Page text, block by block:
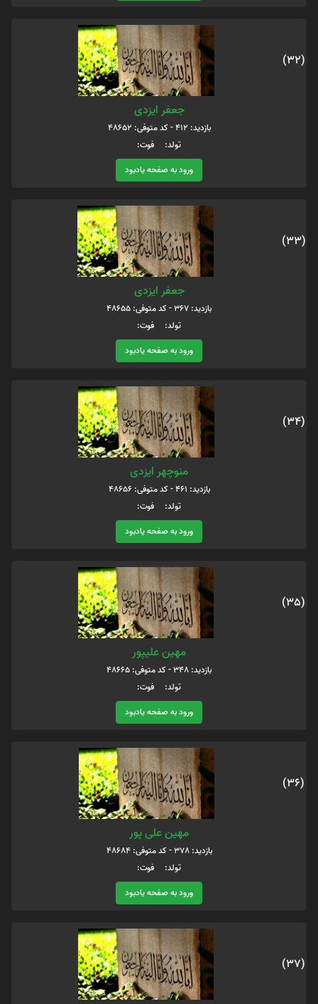
(32)
جعفر ایزدی
بازدید: 412 - کد متوفی: 48652
تولد: فوت:
ورود به صفحه یادبود
(33)
جعفر ایزدی
بازدید: 367 - کد متوفی: 48655
تولد: فوت:
ورود به صفحه یادبود
(34)
منوچهر ایزدی
بازدید: 461 - کد متوفی: 48656
تولد: فوت:
ورود به صفحه یادبود
(35)
مهین علیپور
بازدید: 348 - کد متوفی: 48665
تولد: فوت:
ورود به صفحه یادبود
(36)
مهین علی پور
بازدید: 378 - کد متوفی: 48684
تولد: فوت:
ورود به صفحه یادبود
(37)